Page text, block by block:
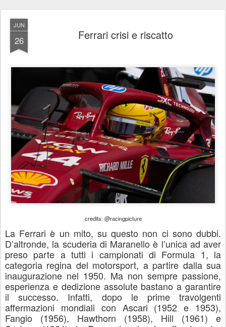
JUN
26 Ferrari crisi e riscatto
credits: @racingpicture
La Ferrari è un mito, su questo non ci sono dubbi.
D’altronde, la scuderia di Maranello è l’unica ad aver
preso parte a tutti i campionati di Formula 1, la
categoria regina del motorsport, a partire dalla sua
inaugurazione nel 1950. Ma non sempre passione,
esperienza e dedizione assolute bastano a garantire
il successo. Infatti, dopo le prime travolgenti
affermazioni mondiali con Ascari (1952 e 1953),
Fangio (1956), Hawthorn (1958), Hill (1961) e